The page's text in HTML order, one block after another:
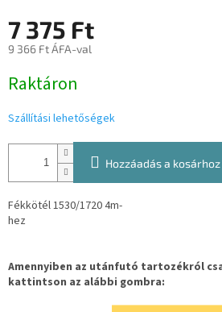
7 375 Ft
9 366 Ft ÁFA-val
Raktáron
Szállítási lehetőségek
Hozzáadás a kosárhoz
Fékkötél 1530/1720 4m-
hez
Amennyiben az utánfutó tartozékról
kattintson az alábbi gombra: